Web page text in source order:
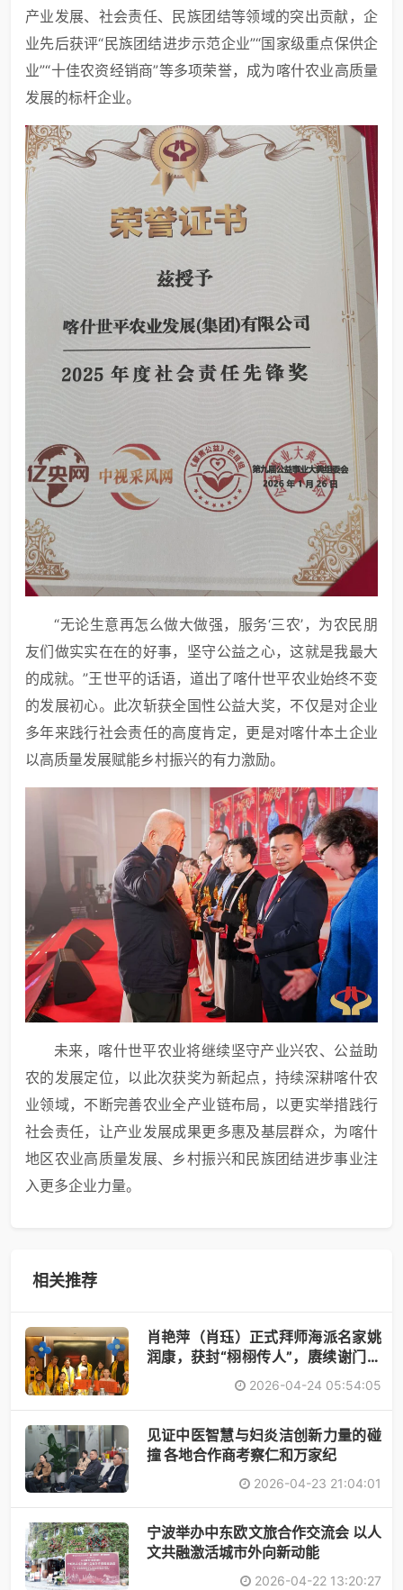
产业发展、社会责任、民族团结等领域的突出贡献，企
业先后获评“民族团结进步示范企业”“国家级重点保供企
业”“十佳农资经销商”等多项荣誉，成为喀什农业高质量
发展的标杆企业。
“无论生意再怎么做大做强，服务‘三农’，为农民朋
友们做实实在在的好事，坚守公益之心，这就是我最大
的成就。”王世平的话语，道出了喀什世平农业始终不变
的发展初心。此次斩获全国性公益大奖，不仅是对企业
多年来践行社会责任的高度肯定，更是对喀什本土企业
以高质量发展赋能乡村振兴的有力激励。
未来，喀什世平农业将继续坚守产业兴农、公益助
农的发展定位，以此次获奖为新起点，持续深耕喀什农
业领域，不断完善农业全产业链布局，以更实举措践行
社会责任，让产业发展成果更多惠及基层群众，为喀什
地区农业高质量发展、乡村振兴和民族团结进步事业注
入更多企业力量。
相关推荐
肖艳萍（肖珏）正式拜师海派名家姚
润康，获封“栩栩传人”，赓续谢门艺
2026-04-24 05:54:05
见证中医智慧与妇炎洁创新力量的碰
撞 各地合作商考察仁和万家纪
2026-04-23 21:04:01
宁波举办中东欧文旅合作交流会 以人
文共融激活城市外向新动能
2026-04-22 13:20:27